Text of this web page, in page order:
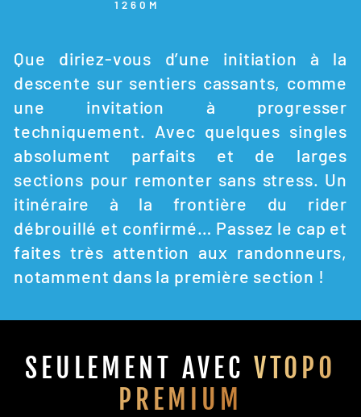
1260M
Que diriez-vous d’une initiation à la
descente sur sentiers cassants, comme
une invitation à progresser
techniquement. Avec quelques singles
absolument parfaits et de larges
sections pour remonter sans stress. Un
itinéraire à la frontière du rider
débrouillé et confirmé… Passez le cap et
faites très attention aux randonneurs,
notamment dans la première section !
SEULEMENT AVEC VTOPO
PREMIUM